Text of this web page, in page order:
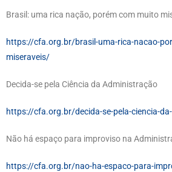
Brasil: uma rica nação, porém com muito
https://cfa.org.br/brasil-uma-rica-nacao-
miseraveis/
Decida-se pela Ciência da Administração
https://cfa.org.br/decida-se-pela-ciencia-
Não há espaço para improviso na
https://cfa.org.br/nao-ha-espaco-para-